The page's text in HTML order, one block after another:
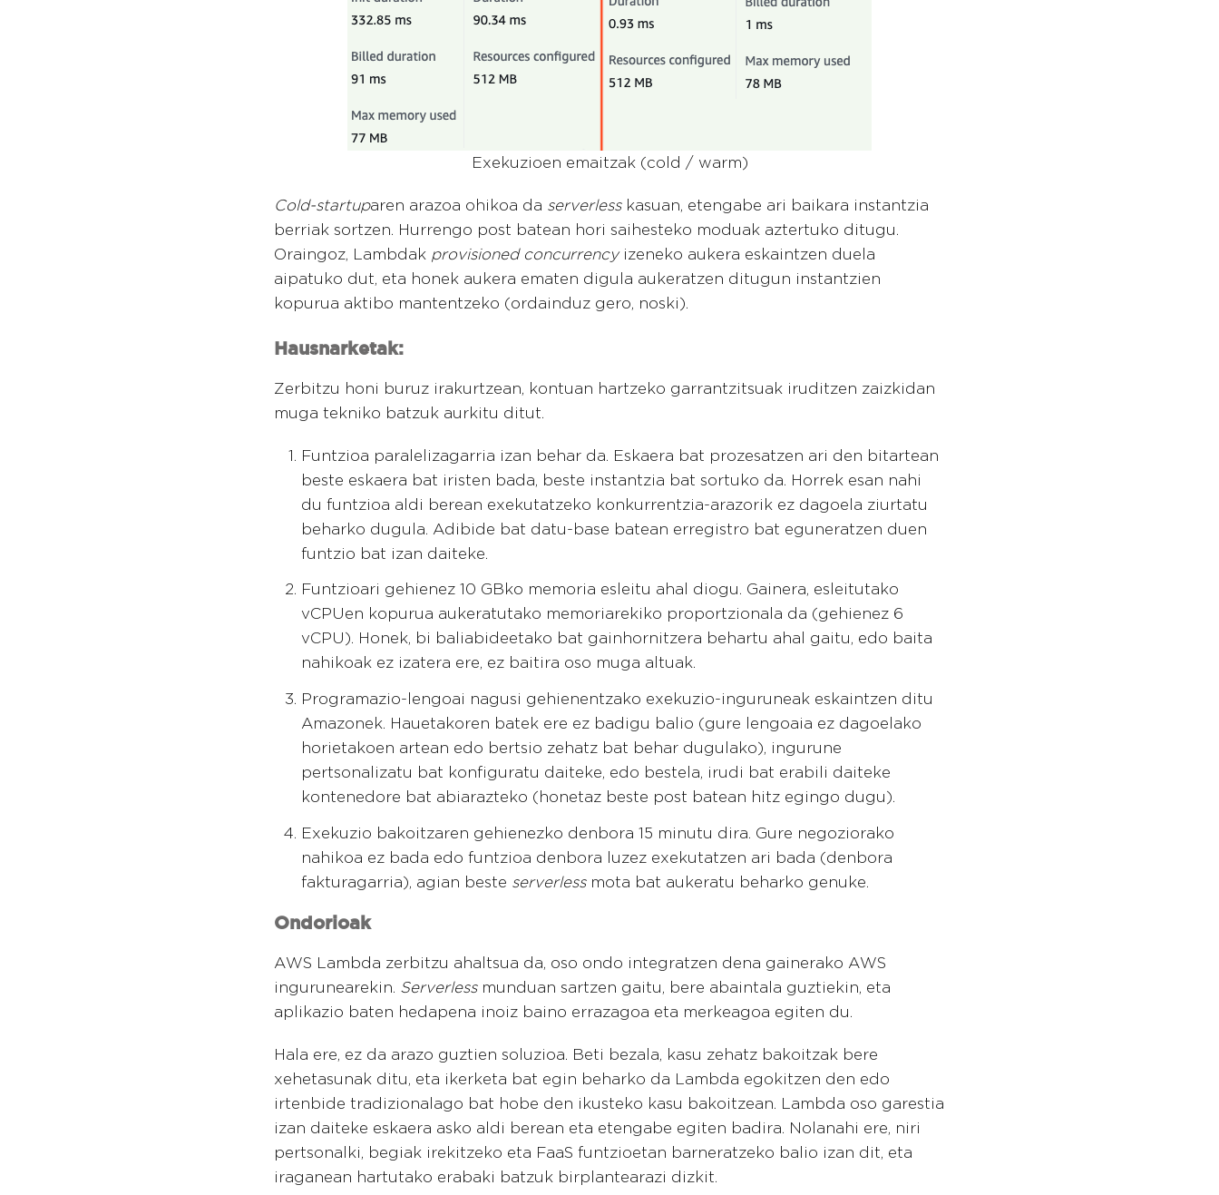
Exekuzioen emaitzak (cold / warm)
Cold-startuparen arazoa ohikoa da serverlesskasuan, etengabe ari baikara instantzia
berriak sortzen. Hurrengo post batean hori saihesteko moduak aztertuko ditugu.
Oraingoz, Lambdak provisioned concurrencyizeneko aukera eskaintzen duela
aipatuko dut, eta honek aukera ematen digula aukeratzen ditugun instantzien
kopurua aktibo mantentzeko (ordainduz gero, noski).
Hausnarketak:
Zerbitzu honi buruz irakurtzean, kontuan hartzeko garrantzitsuak iruditzen zaizkidan
muga tekniko batzuk aurkitu ditut.
Funtzioa paralelizagarria izan behar da. Eskaera bat prozesatzen ari den bitartean
beste eskaera bat iristen bada, beste instantzia bat sortuko da. Horrek esan nahi
du funtzioa aldi berean exekutatzeko konkurrentzia-arazorik ez dagoela ziurtatu
beharko dugula. Adibide bat datu-base batean erregistro bat eguneratzen duen
funtzio bat izan daiteke.
Funtzioari gehienez 10 GBko memoria esleitu ahal diogu. Gainera, esleitutako
vCPUen kopurua aukeratutako memoriarekiko proportzionala da (gehienez 6
vCPU). Honek, bi baliabideetako bat gainhornitzera behartu ahal gaitu, edo baita
nahikoak ez izatera ere, ez baitira oso muga altuak.
Programazio-lengoai nagusi gehienentzako exekuzio-inguruneak eskaintzen ditu
Amazonek. Hauetakoren batek ere ez badigu balio (gure lengoaia ez dagoelako
horietakoen artean edo bertsio zehatz bat behar dugulako), ingurune
pertsonalizatu bat konfiguratu daiteke, edo bestela, irudi bat erabili daiteke
kontenedore bat abiarazteko (honetaz beste post batean hitz egingo dugu).
Exekuzio bakoitzaren gehienezko denbora 15 minutu dira. Gure negoziorako
nahikoa ez bada edo funtzioa denbora luzez exekutatzen ari bada (denbora
fakturagarria), agian beste serverlessmota bat aukeratu beharko genuke.
Ondorioak
AWS Lambda zerbitzu ahaltsua da, oso ondo integratzen dena gainerako AWS
ingurunearekin. Serverlessmunduan sartzen gaitu, bere abaintala guztiekin, eta
aplikazio baten hedapena inoiz baino errazagoa eta merkeagoa egiten du.
Hala ere, ez da arazo guztien soluzioa. Beti bezala, kasu zehatz bakoitzak bere
xehetasunak ditu, eta ikerketa bat egin beharko da Lambda egokitzen den edo
irtenbide tradizionalago bat hobe den ikusteko kasu bakoitzean. Lambda oso garestia
izan daiteke eskaera asko aldi berean eta etengabe egiten badira. Nolanahi ere, niri
pertsonalki, begiak irekitzeko eta FaaS funtzioetan barneratzeko balio izan dit, eta
iraganean hartutako erabaki batzuk birplantearazi dizkit.